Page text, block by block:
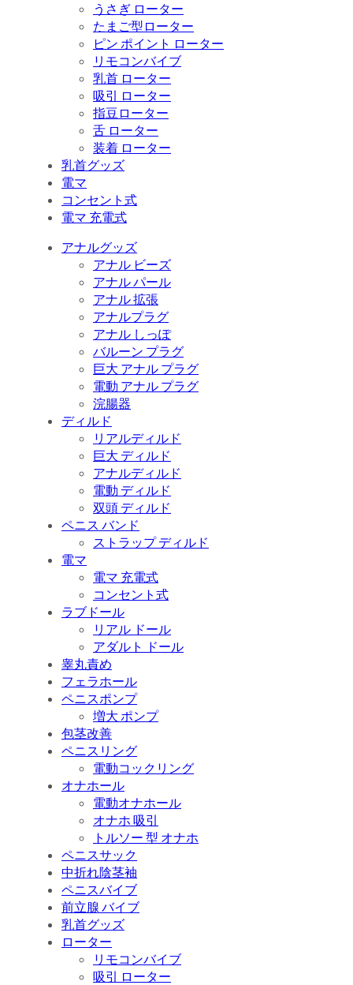
うさぎ ローター
たまご型ローター
ピン ポイント ローター
リモコンバイブ
乳首 ローター
吸引 ローター
指豆ローター
舌 ローター
装着 ローター
乳首グッズ
電マ
コンセント式
電マ 充電式
アナルグッズ
アナル ビーズ
アナル パール
アナル 拡張
アナルプラグ
アナル しっぽ
バルーン プラグ
巨大 アナル プラグ
電動 アナル プラグ
浣腸器
ディルド
リアルディルド
巨大 ディルド
アナルディルド
電動 ディルド
双頭 ディルド
ペニス バンド
ストラップ ディルド
電マ
電マ 充電式
コンセント式
ラブドール
リアル ドール
アダルト ドール
睾丸責め
フェラホール
ペニスポンプ
増大 ポンプ
包茎改善
ペニスリング
電動コックリング
オナホール
電動オナホール
オナホ 吸引
トルソー 型 オナホ
ペニスサック
中折れ陰茎袖
ペニスバイブ
前立腺 バイブ
乳首グッズ
ローター
リモコンバイブ
吸引 ローター